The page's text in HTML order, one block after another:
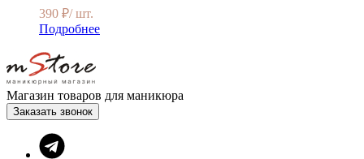
390 ₽/ шт.
Подробнее
Магазин товаров для маникюра
Заказать звонок